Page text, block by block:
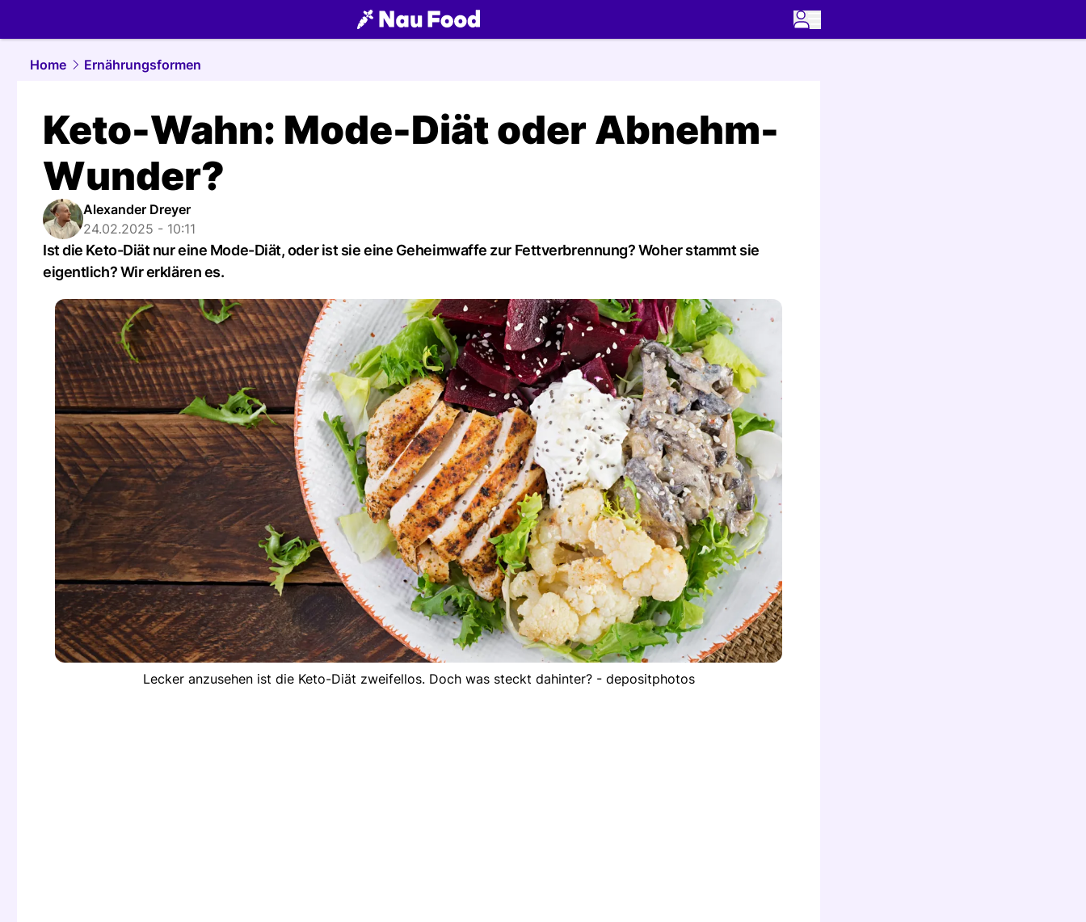
food.NAU.ch
Home
Ernährungsformen
Keto-Wahn: Mode-Diät oder Abnehm-
Wunder?
Alexander Dreyer
24.02.2025 - 10:11
Ist die Keto-Diät nur eine Mode-Diät, oder ist sie eine Geheimwaffe zur Fettverbrennung? Woher stammt sie
eigentlich? Wir erklären es.
Lecker anzusehen ist die Keto-Diät zweifellos. Doch was steckt dahinter? - depositphotos